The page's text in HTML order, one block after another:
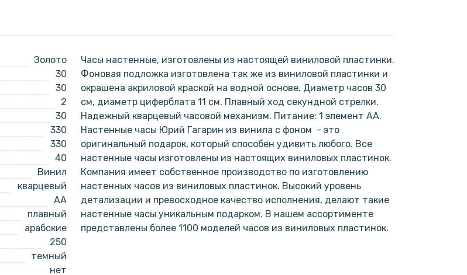
Золото
30
30
2
30
330
330
40
Винил
кварцевый
AA
плавный
арабские
250
темный
нет
Часы настенные, изготовлены из настоящей виниловой пластинки.
Фоновая подложка изготовлена так же из виниловой пластинки и
окрашена акриловой краской на водной основе. Диаметр часов 30
см, диаметр циферблата 11 см. Плавный ход секундной стрелки.
Надежный кварцевый часовой механизм. Питание: 1 элемент АА.
Настенные часы Юрий Гагарин из винила с фоном - это
оригинальный подарок, который способен удивить любого. Все
настенные часы изготовлены из настоящих виниловых пластинок.
Компания имеет собственное производство по изготовлению
настенных часов из виниловых пластинок. Высокий уровень
детализации и превосходное качество исполнения, делают такие
настенные часы уникальным подарком. В нашем ассортименте
представлены более 1100 моделей часов из виниловых пластинок.